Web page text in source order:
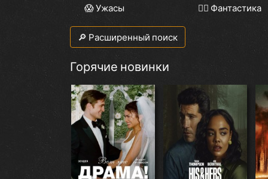
😱 Ужасы
🧙‍♀️ Фантастика
🔎 Расширенный поиск
Горячие новинки